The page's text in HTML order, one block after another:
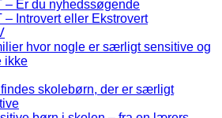
– Er du nyhedssøgende
– Introvert eller Ekstrovert
hvor nogle er særligt sensitive og
ikke
findes skolebørn, der er særligt